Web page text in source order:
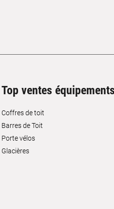
Top ventes équipements
Coffres de toit
Barres de Toit
Porte vélos
Glacières